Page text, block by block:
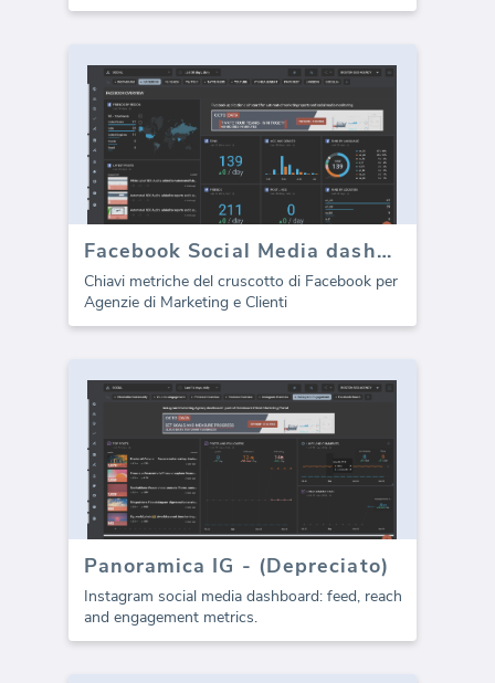
Facebook Social Media dashboard - Panoramica
Chiavi metriche del cruscotto di Facebook per
Agenzie di Marketing e Clienti
Panoramica IG - (Depreciato)
Instagram social media dashboard: feed, reach
and engagement metrics.